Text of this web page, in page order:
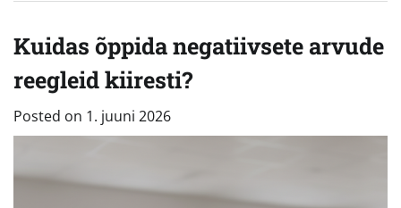
Kuidas õppida negatiivsete arvude
reegleid kiiresti?
Posted on 1. juuni 2026